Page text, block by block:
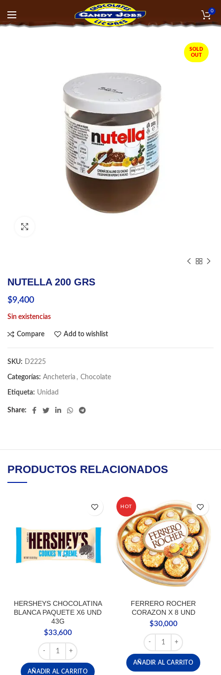
0
SOLD
OUT
NUTELLA 200 GRS
$9,400
Sin existencias
Compare Add to wishlist
SKU: D2225
Categorías: Ancheteria , Chocolate
Etiqueta: Unidad
Share
PRODUCTOS RELACIONADOS
HERSHEYS CHOCOLATINA
BLANCA PAQUETE X6 UND
43G
$33,600
HERSHEYS CHOCOLATINA BLANCA PAQUETE X6 UND
AÑADIR AL CARRITO
HOT
FERRERO ROCHER
CORAZON X 8 UND
$30,000
FERRERO ROCHER
AÑADIR AL CARRITO